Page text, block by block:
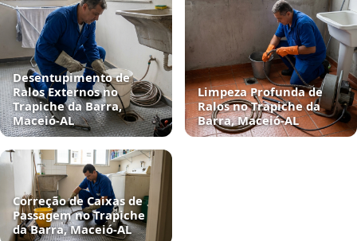
Desentupimento de
Ralos Externos no
Trapiche da Barra,
Maceió‑AL
Limpeza Profunda de
Ralos no Trapiche da
Barra, Maceió‑AL
Correção de Caixas de
Passagem no Trapiche
da Barra, Maceió‑AL